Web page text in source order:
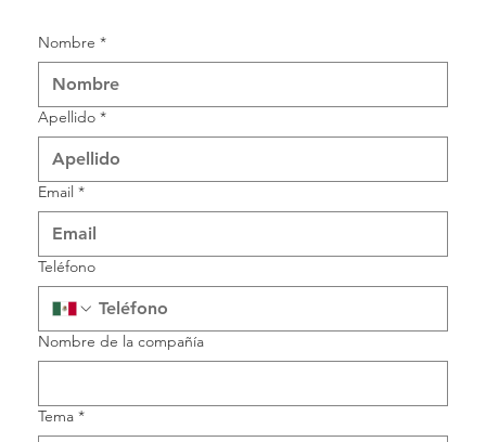
Nombre *
Apellido *
Email *
Teléfono
Nombre de la compañía
Tema *